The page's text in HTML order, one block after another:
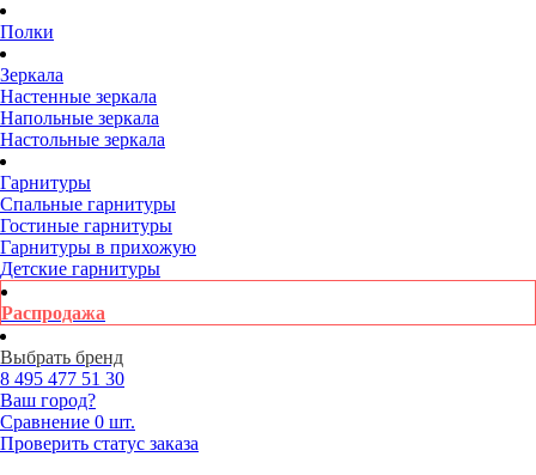
Полки
Зеркала
Настенные зеркала
Напольные зеркала
Настольные зеркала
Гарнитуры
Спальные гарнитуры
Гостиные гарнитуры
Гарнитуры в прихожую
Детские гарнитуры
Распродажа
Выбрать бренд
8 495 477 51 30
Ваш город?
Сравнение 0 шт.
Проверить статус заказа